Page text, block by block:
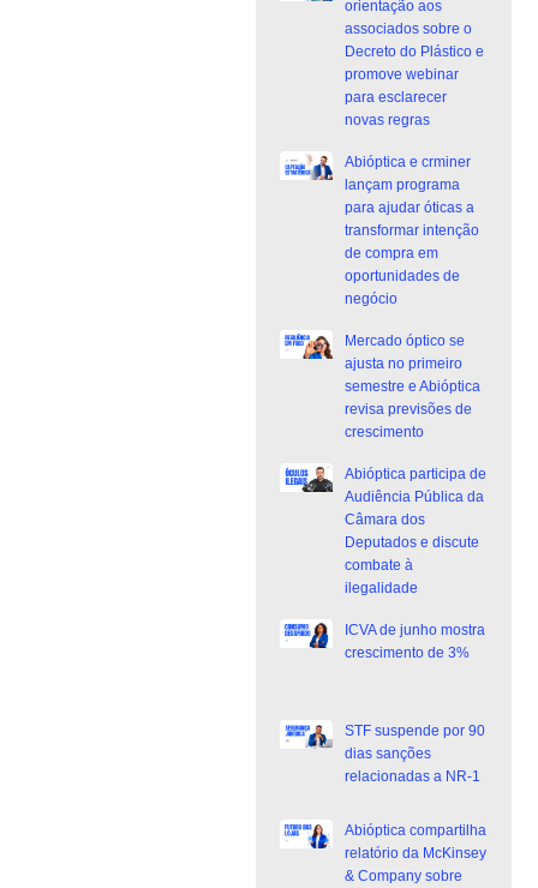
orientação aos
associados sobre o
Decreto do Plástico e
promove webinar
para esclarecer
novas regras
Abióptica e crminer
lançam programa
para ajudar óticas a
transformar intenção
de compra em
oportunidades de
negócio
Mercado óptico se
ajusta no primeiro
semestre e Abióptica
revisa previsões de
crescimento
Abióptica participa de
Audiência Pública da
Câmara dos
Deputados e discute
combate à
ilegalidade
ICVA de junho mostra
crescimento de 3%
STF suspende por 90
dias sanções
relacionadas a NR-1
Abióptica compartilha
relatório da McKinsey
& Company sobre